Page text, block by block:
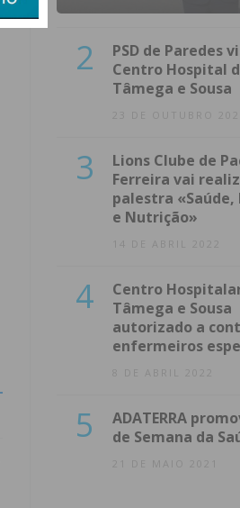
2
PSD de Paredes
Centro Hospital
Tâmega e Sousa
23 DE OUTUBRO 2023
3
Lions Clube de
Ferreira vai
palestra «Saúde,
e Nutrição»
14 DE ABRIL 2022
4
Centro
Tâmega e Sousa
autorizado a
enfermeiros
8 DE ABRIL 2022
5
ADATERRA
de Semana da
21 DE MAIO 2021